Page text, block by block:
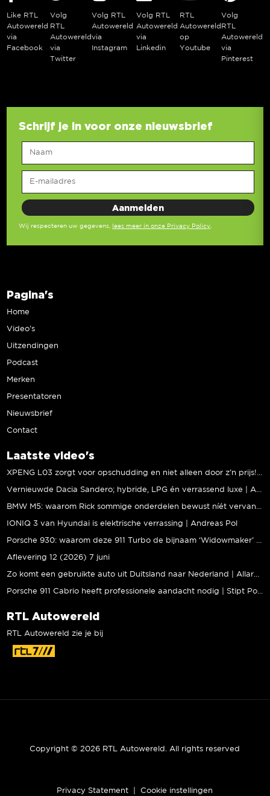
Like RTL
Autowereld
via
Facebook
Volg
RTL
Autowereld
via
Twitter
Volg RTL
Autowereld
via
Instagram
Volg RTL
Autowereld
via
Linkedin
RTL
Autowereld
op
Youtube
Volg
RTL
Autowereld
via
Pinterest
Schrijf je in voor onze nieuwsbrief
Wij respecteren uw gegevens, lees meer in onze Privacy Policy
Pagina's
Home
Video’s
Uitzendingen
Podcast
Merken
Presentatoren
Nieuwsbrief
Contact
Laatste video's
IONIQ 3 van Hyundai is elektrische verrassing | Andreas Pol
Aflevering 12 (2026) 7 juni
RTL Autowereld
RTL Autowereld zie je bij
Copyright © 2026 RTL Autowereld. All rights reserved
Privacy Statement Cookie instellingen